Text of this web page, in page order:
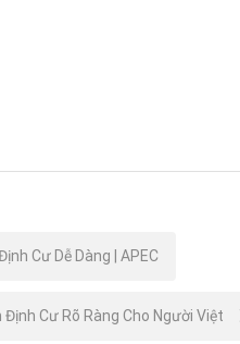
Cư Dễ Dàng | APEC
Cư Rõ Ràng Cho Người Việt